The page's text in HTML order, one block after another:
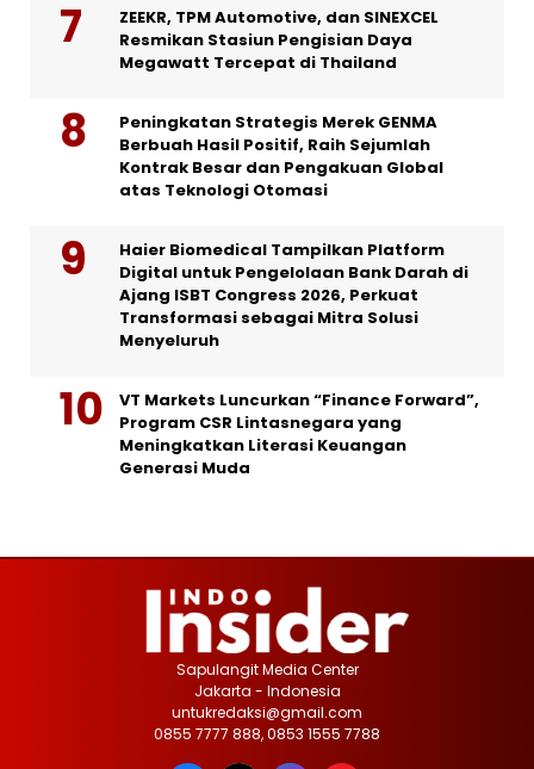
ZEEKR, TPM Automotive, dan SINEXCEL
Resmikan Stasiun Pengisian Daya
Megawatt Tercepat di Thailand
Peningkatan Strategis Merek GENMA
Berbuah Hasil Positif, Raih Sejumlah
Kontrak Besar dan Pengakuan Global
atas Teknologi Otomasi
Haier Biomedical Tampilkan Platform
Digital untuk Pengelolaan Bank Darah di
Ajang ISBT Congress 2026, Perkuat
Transformasi sebagai Mitra Solusi
Menyeluruh
VT Markets Luncurkan “Finance Forward”,
Program CSR Lintasnegara yang
Meningkatkan Literasi Keuangan
Generasi Muda
Sapulangit Media Center
Jakarta - Indonesia
untukredaksi@gmail.com
0855 7777 888, 0853 1555 7788